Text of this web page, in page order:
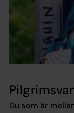
Du som är